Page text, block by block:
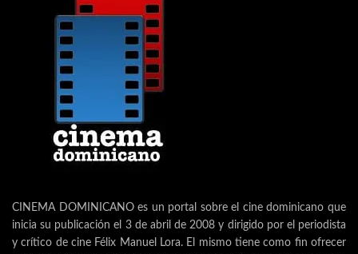
CINEMA DOMINICANO es un portal sobre el cine dominicano que
inicia su publicación el 3 de abril de 2008 y dirigido por el periodista
y crítico de cine Félix Manuel Lora. El mismo tiene como fin ofrecer